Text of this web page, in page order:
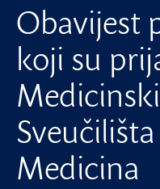
Obavijest
koji su
Medicina